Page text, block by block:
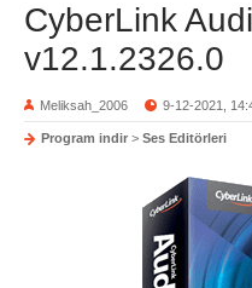
CyberLink
v12.1.2326.0
Meliksah_2006 9-12-2021,
Program indir > Ses Editörleri